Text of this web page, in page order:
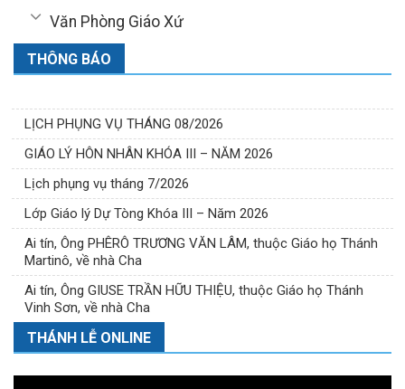
Văn Phòng Giáo Xứ
THÔNG BÁO
LỊCH PHỤNG VỤ THÁNG 08/2026
GIÁO LÝ HÔN NHÂN KHÓA III – NĂM 2026
Lịch phụng vụ tháng 7/2026
Lớp Giáo lý Dự Tòng Khóa III – Năm 2026
Ai tín, Ông PHÊRÔ TRƯƠNG VĂN LÂM, thuộc Giáo họ Thánh
Martinô, về nhà Cha
Ai tín, Ông GIUSE TRẦN HỮU THIỆU, thuộc Giáo họ Thánh
Vinh Sơn, về nhà Cha
THÁNH LỄ ONLINE